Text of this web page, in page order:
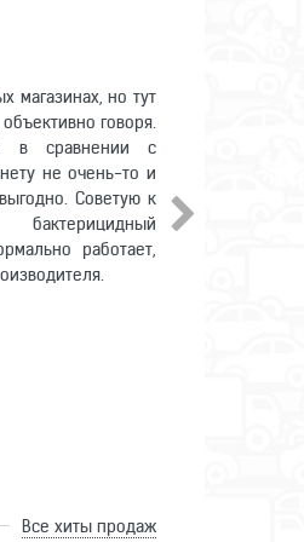
магазинах, но тут
говоря.
в сравнении с
не очень-то и
Советую к
работает,
уведомления
Все хиты продаж